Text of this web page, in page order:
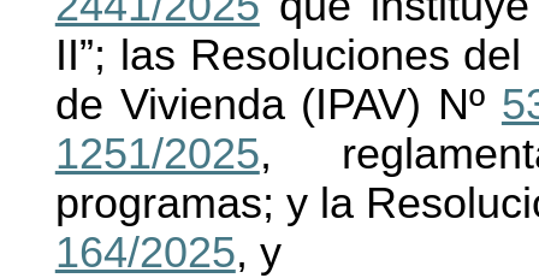
II”; las Resoluciones
de Vivienda (IPAV) Nº
1251/2025,
programas; y la
164/2025, y